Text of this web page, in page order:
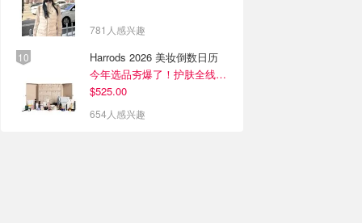
781人感兴趣
Harrods 2026 美妆倒数日历
今年选品夯爆了！护肤全线都很绝
$525.00
654人感兴趣